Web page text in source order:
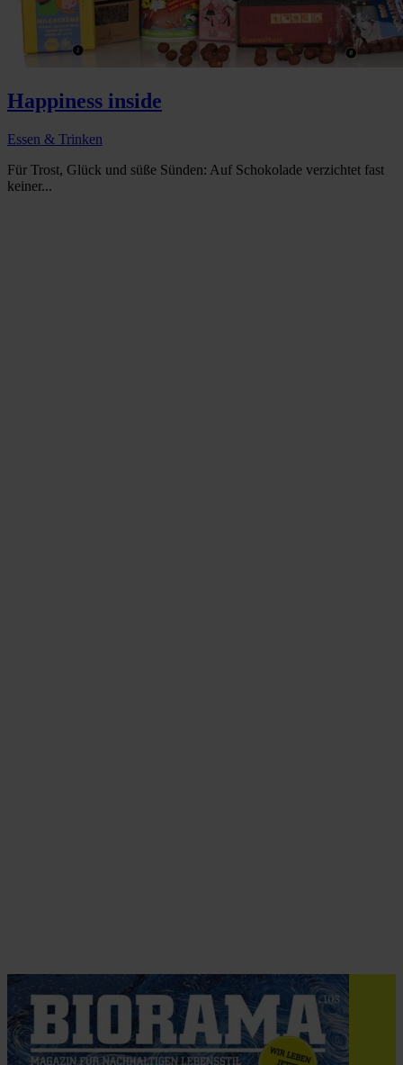
Happiness inside
Essen & Trinken
Für Trost, Glück und süße Sünden: Auf Schokolade verzichtet fast
keiner...